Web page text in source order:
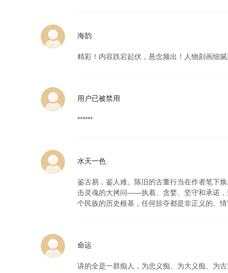
海韵
精彩！内容跌宕起伏，悬念频出！人物刻画细
用户已被禁用
******
水天一色
鉴古易，鉴人难。陈旧的古董行当在作者笔下
击灵魂的大拷问——执着、贪婪、坚守和承诺
个民族的历史根基，任何掠夺都是非正义的。
命运
讲的全是一群痴人，为忠义痴、为大义痴、为